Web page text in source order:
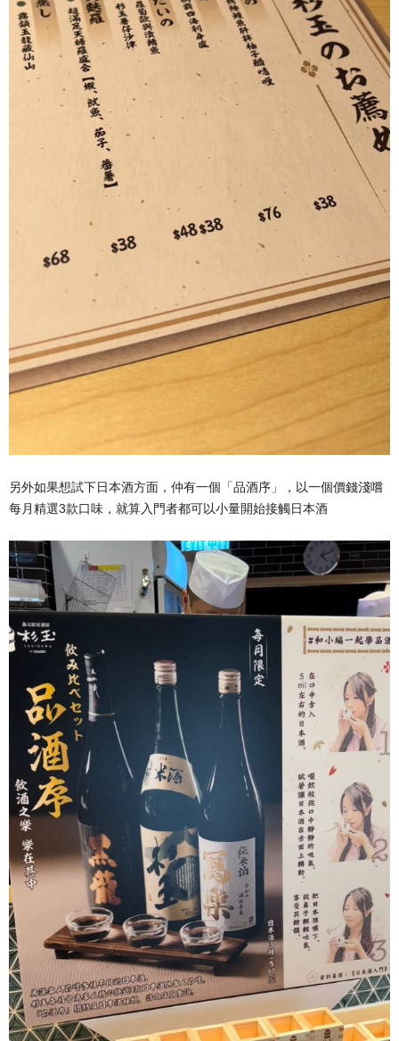
另外如果想試下日本酒方面，仲有一個「品酒序」，以一個價錢淺嚐
每月精選3款口味，就算入門者都可以小量開始接觸日本酒